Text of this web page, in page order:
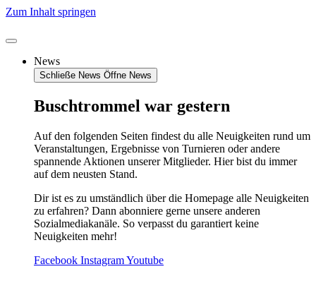
Zum Inhalt springen
News
Schließe News Öffne News
Buschtrommel war gestern
Auf den folgenden Seiten findest du alle Neuigkeiten rund um
Veranstaltungen, Ergebnisse von Turnieren oder andere
spannende Aktionen unserer Mitglieder. Hier bist du immer
auf dem neusten Stand.
Dir ist es zu umständlich über die Homepage alle Neuigkeiten
zu erfahren? Dann abonniere gerne unsere anderen
Sozialmediakanäle. So verpasst du garantiert keine
Neuigkeiten mehr!
Facebook InstagramYoutube